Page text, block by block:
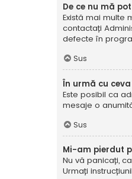
De ce nu mă
Există mai multe
contactați
defecte în
Sus
În urmă cu
Este posibil ca
mesaje o
Sus
Mi-am pierdut
Nu vă panicați,
Urmați